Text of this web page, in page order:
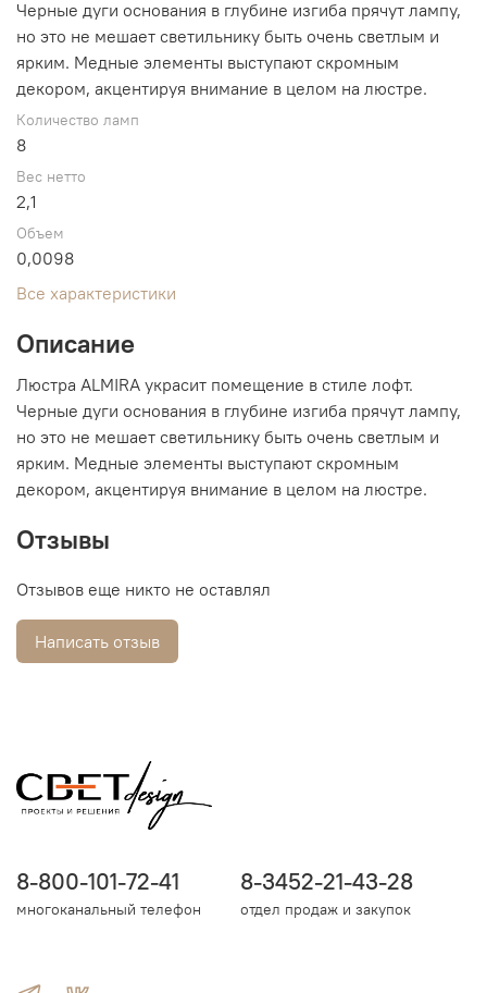
Черные дуги основания в глубине изгиба прячут лампу,
но это не мешает светильнику быть очень светлым и
ярким. Медные элементы выступают скромным
декором, акцентируя внимание в целом на люстре.
Количество ламп
8
Вес нетто
2,1
Объем
0,0098
Все характеристики
Описание
Люстра ALMIRA украсит помещение в стиле лофт.
Черные дуги основания в глубине изгиба прячут лампу,
но это не мешает светильнику быть очень светлым и
ярким. Медные элементы выступают скромным
декором, акцентируя внимание в целом на люстре.
Отзывы
Отзывов еще никто не оставлял
Написать отзыв
8-800-101-72-41
многоканальный телефон
8-3452-21-43-28
отдел продаж и закупок